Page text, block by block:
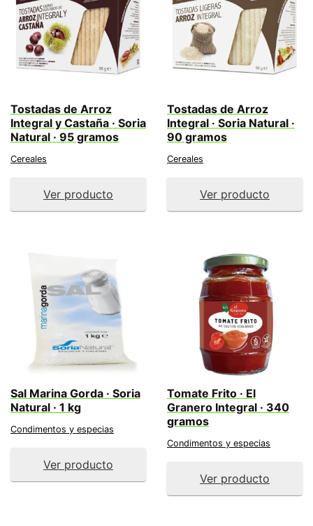
Tostadas de Arroz
Integral y Castaña · Soria
Natural · 95 gramos
Cereales
Ver producto
Tostadas de Arroz
Integral · Soria Natural ·
90 gramos
Cereales
Ver producto
Sal Marina Gorda · Soria
Natural · 1 kg
Condimentos y especias
Ver producto
Tomate Frito · El
Granero Integral · 340
gramos
Condimentos y especias
Ver producto